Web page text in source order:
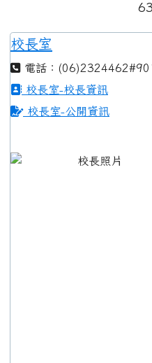
校長室
電話：
校長室-校長資訊
校長室-公開資訊